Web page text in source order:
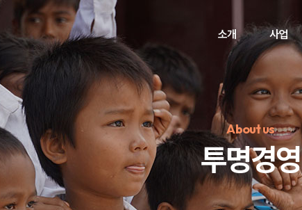
소개 사업
인기 키워드 #정기후원#하트플레이스#캠페인#팬덤후원
About us
투명경영